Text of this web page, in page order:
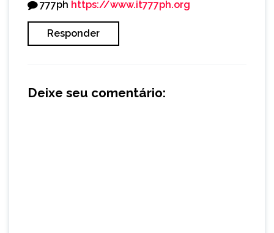
777ph https://www.it777ph.org
Responder
Deixe seu comentário: